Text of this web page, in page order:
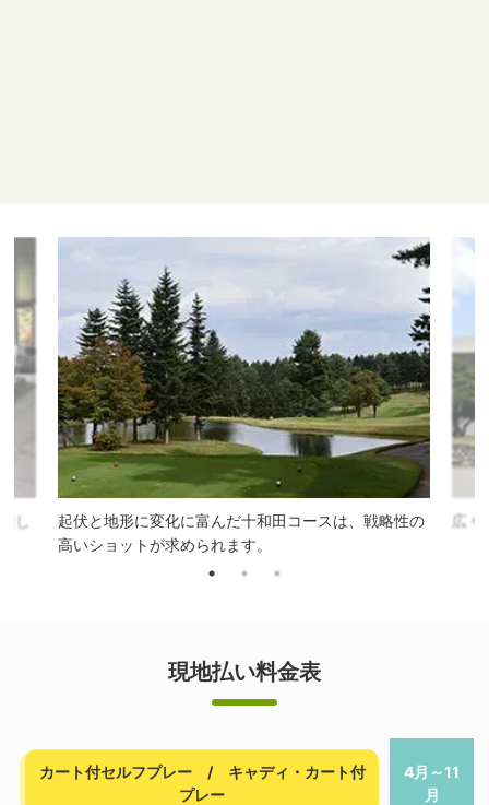
開催トーナメント
乗用カート
フェアウェイ乗入不可
し
起伏と地形に変化に富んだ十和田コースは、戦略性の
高いショットが求められます。
広
現地払い料金表
カート付セルフプレー / キャディ・カート付
プレー
4月～11
月